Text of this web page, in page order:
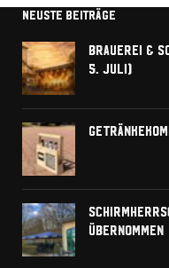
NEUSTE BEITRÄGE
Brauerei &
5. Juli)
übernommen